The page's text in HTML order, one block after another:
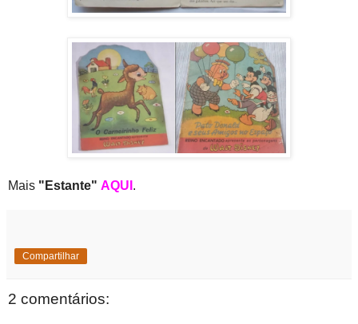
Mais "Estante" AQUI .
Compartilhar
2 comentários: